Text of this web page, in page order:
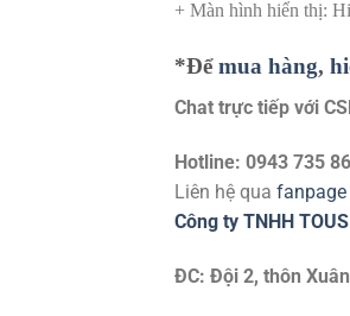
+ Màn hình hiển thị:
*Đểmua hàng,
Chat trực tiếp với
Hotline: 0943 735
Liên hệ qua
Công ty TNHH
ĐC: Đội 2, thôn